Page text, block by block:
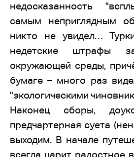
недосказанность
самым неприглядным
никто не увидел…
недетские штрафы
окружающей среды,
бумаге – много раз
"экологическими
Наконец сборы,
предчартерная суета
выходим. В начале
всегда царит радостное